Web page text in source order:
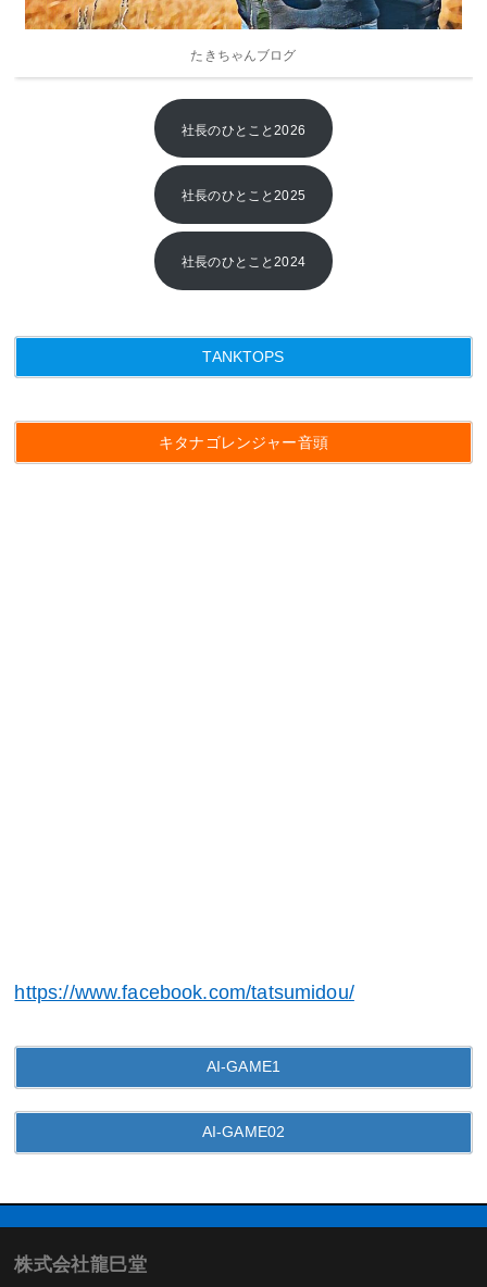
2015年
たきちゃんブログ
社長のひとこと2026
社長のひとこと2025
社長のひとこと2024
TANKTOPS
キタナゴレンジャー音頭
https://www.facebook.com/tatsumidou/
AI-GAME1
AI-GAME02
株式会社龍巳堂